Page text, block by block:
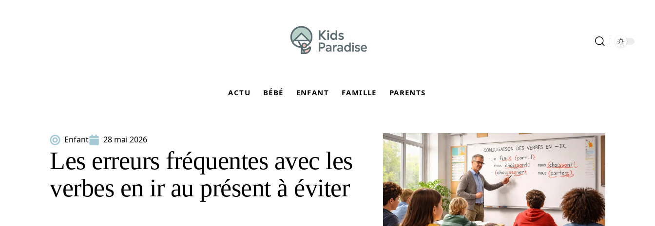
ACTU BÉBÉ ENFANT FAMILLE PARENTS
Enfant 28 mai 2026
Les erreurs fréquentes avec les
verbes en ir au présent à éviter